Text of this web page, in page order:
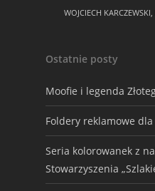
WOJCIECH
Ostatnie posty
Moofie i legenda
Foldery reklamowe
Seria kolorowanek z
Stowarzyszenia